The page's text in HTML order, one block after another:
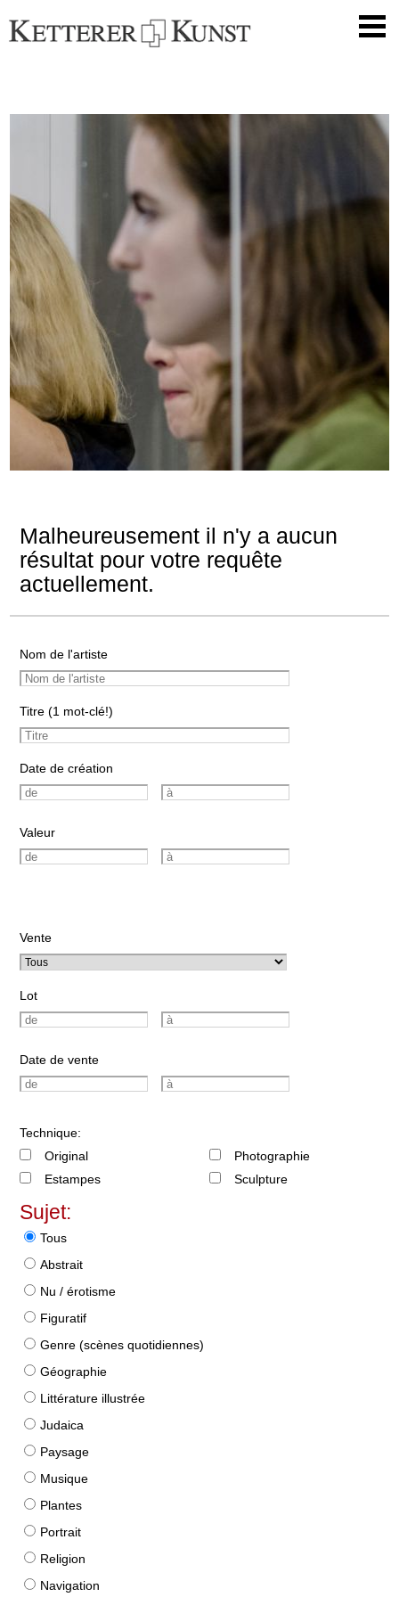
Malheureusement il n'y a aucun
résultat pour votre requête
actuellement.
Nom de l'artiste
Titre (1 mot-clé!)
Date de création
Valeur
Vente
Lot
Date de vente
Technique:
Original
Estampes
Photographie
Sculpture
Sujet:
Tous
Abstrait
Nu / érotisme
Figuratif
Genre (scènes quotidiennes)
Géographie
Littérature illustrée
Judaica
Paysage
Musique
Plantes
Portrait
Religion
Navigation